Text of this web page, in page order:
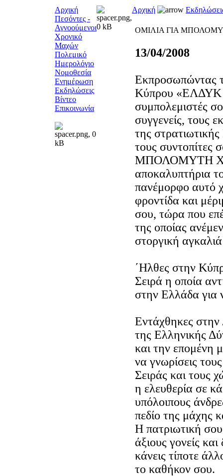
Αρχική
Πεσόντες -
Αγνοούμενοι
Χρονικό
Μαχών
Πολεμικό
Ημερολόγιο
Νομοθεσία
Ενημέρωση
Εκδηλώσεις
Βίντεο
Επικοινωνία
Αρχική
ΟΜΙΛΙΑ ΓΙΑ
13/04/2008
Εκπροσωπώντας
Κύπρου «ΕΛΔΥΚ
συμπολεμιστές
συγγενείς, τους
της
τους συντοπίτες
ΜΠΟΛΟΜΥΤΗ
αποκαλυπτήρια
πανέμορφο αυτό
φροντίδα και
σου, τώρα που
της οποίας
στοργική
΄Ηλθες στην
Σειρά η οποία
στην Ελλάδα για
Εντάχθηκες
της Ελληνικής
και την επομένη
να γνωρίσεις
Σειράς και τους
η ελευθερία σε
υπόλοιπους
πεδίο της μάχης
Η πατριωτική
άξιους γονείς
κάνεις τίποτε
το καθήκον σου.